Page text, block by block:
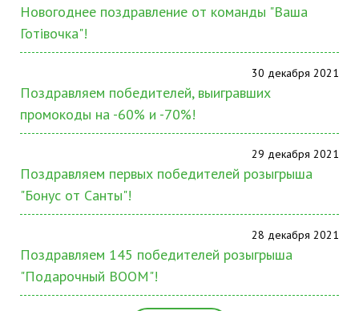
Новогоднее поздравление от команды "Ваша
Готівочка"!
30 декабря 2021
Поздравляем победителей, выигравших
промокоды на -60% и -70%!
29 декабря 2021
Поздравляем первых победителей розыгрыша
"Бонус от Санты"!
28 декабря 2021
Поздравляем 145 победителей розыгрыша
"Подарочный BOOM"!